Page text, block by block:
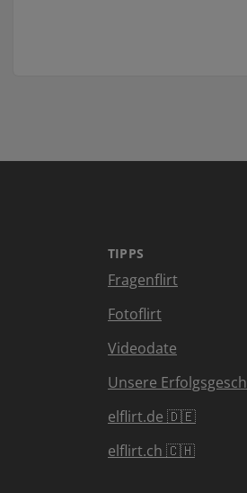
TIPPS
Fragenflirt
Fotoflirt
Videodate
Unsere
elflirt.de 🇩🇪
elflirt.ch 🇨🇭